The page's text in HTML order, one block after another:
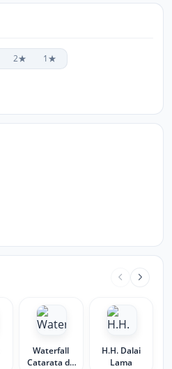
2★ 1★
Waterfall
Catarata de
H.H. Dalai
Lama